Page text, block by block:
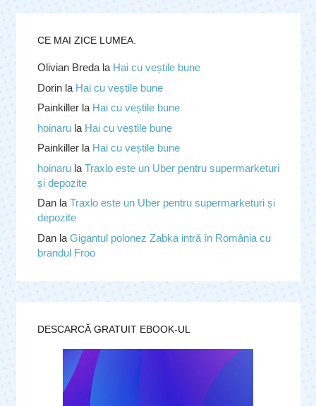
CE MAI ZICE LUMEA.
Olivian Bredala Hai cu veștile bune
Dorinla Hai cu veștile bune
Painkillerla Hai cu veștile bune
hoinarula Hai cu veștile bune
Painkillerla Hai cu veștile bune
hoinarula Traxlo este un Uber pentru supermarketuri
și depozite
Danla Traxlo este un Uber pentru supermarketuri și
depozite
Danla Gigantul polonez Zabka intră în România cu
brandul Froo
DESCARCĂ GRATUIT EBOOK-UL